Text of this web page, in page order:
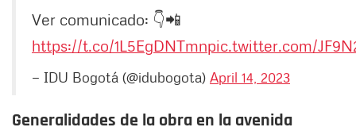
Ver comunicado: 👇📲
https://t.co/1L5EgDNTmnpic.twitter.com/
— IDU Bogotá (@idubogota) April 14, 2023
Generalidades de la obra en la avenida